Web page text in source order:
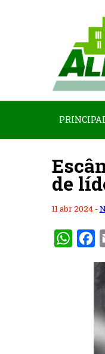
de
11 abr 2024 -